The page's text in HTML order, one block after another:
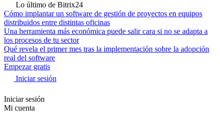
Lo último de Bitrix24
Cómo implantar un software de gestión de proyectos en equipos
distribuidos entre distintas oficinas
Una herramienta más económica puede salir cara si no se adapta a
los procesos de tu sector
Qué revela el primer mes tras la implementación sobre la adopción
real del software
Empezar gratis
Iniciar sesión
Iniciar sesión
Mi cuenta